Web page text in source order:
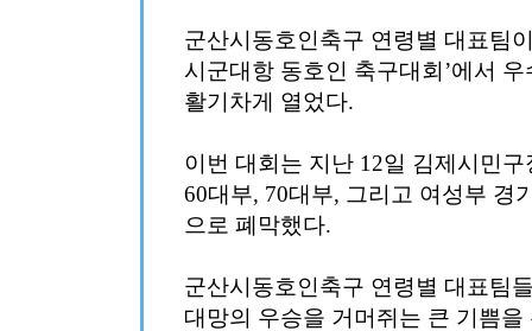
군산시동호인축구 연령별 대표팀
시군대항 동호인 축구대회’에서
활기차게 열었다.
이번 대회는 지난 12일 김제시민
60대부, 70대부, 그리고 여성부 경
으로 폐막했다.
군산시동호인축구 연령별 대표팀
대망의 우승을 거머쥐는 큰 기쁨을